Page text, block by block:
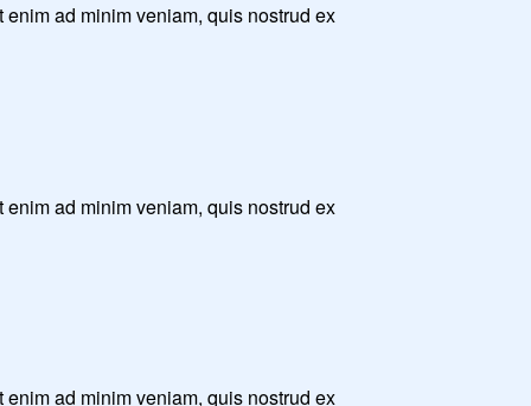
ad minim veniam, quis nostrud ex
ad minim veniam, quis nostrud ex
ad minim veniam, quis nostrud ex